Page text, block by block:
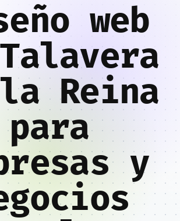
web
Reina
para
y